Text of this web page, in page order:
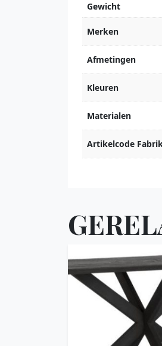
Gewicht
Merken
Afmetingen
Kleuren
Materialen
Artikelcode